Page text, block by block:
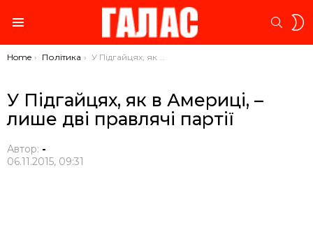
You are here:
Home Політика У Підгайцях, як в Америці, – лише дві правлячі партії
У Підгайцях, як в Америці, –
лише дві правлячі партії
Автор: -
06.11.2015, 09:31